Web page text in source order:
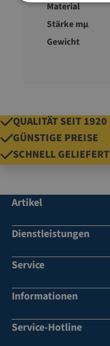
Material
Stärke mµ
Gewicht
QUALITÄT SEIT 1920
GÜNSTIGE PREISE
SCHNELL GELIEFERT
Artikel
Dienstleistungen
Service
Informationen
Service-Hotline